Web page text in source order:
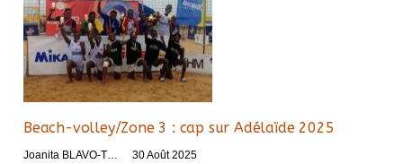
Beach-volley/Zone 3 : cap sur Adélaïde 2025
Joanita BLAVO-TSRI 30 Août 2025